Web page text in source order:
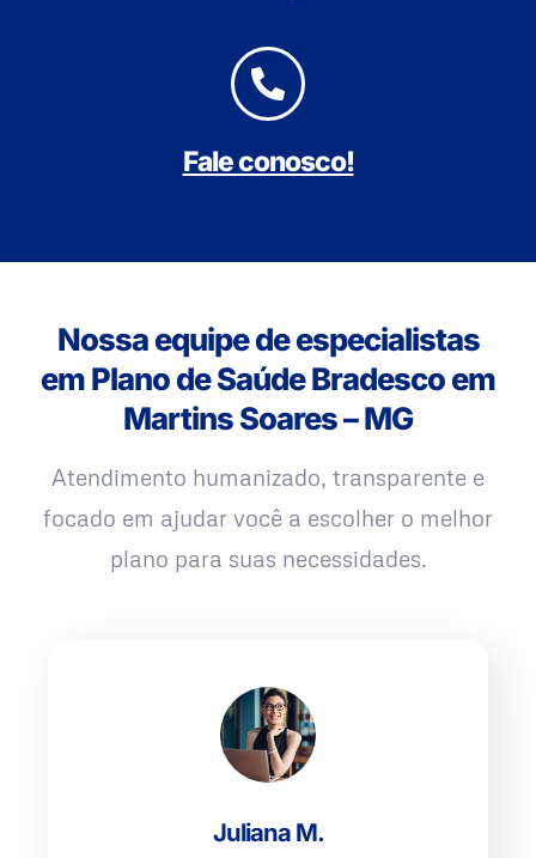
Fale conosco!
Nossa equipe de especialistas
em Plano de Saúde Bradesco em
Martins Soares – MG
Atendimento humanizado, transparente e
focado em ajudar você a escolher o melhor
plano para suas necessidades.
Juliana M.